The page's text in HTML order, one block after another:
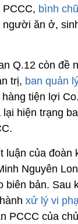
bình
ăn ở,
Q.12 còn đề
trị, ban quản
tiện lợi
lại hiện trạng
luận của đoàn
Nguyên
biên bản. Sau
xử lý vi
PCCC của